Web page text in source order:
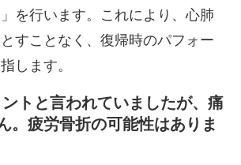
を行います。これにより、心肺
すことなく、復帰時のパフォー
します。
トと言われていましたが、痛
。疲労骨折の可能性はありま